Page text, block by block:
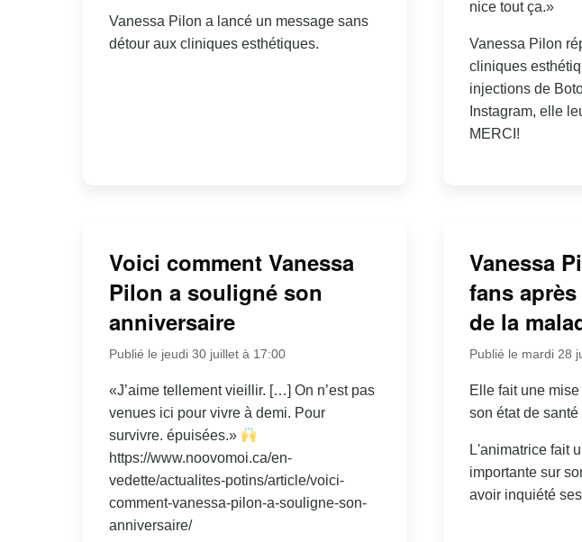
Vanessa Pilon a lancé un message sans
détour aux cliniques esthétiques.
nice tout ça.»
Vanessa Pilon
cliniques
injections de
Instagram, elle
MERCI!
Voici comment Vanessa
Pilon a souligné son
anniversaire
Publié le jeudi 30 juillet à 17:00
«J’aime tellement vieillir. […] On n’est pas
venues ici pour vivre à demi. Pour
survivre. épuisées.»
https://www.noovomoi.ca/en-
vedette/actualites-potins/article/voici-
comment-vanessa-pilon-a-souligne-son-
anniversaire/
Vanessa
fans
de la
Publié le mardi 28
Elle fait une
son état de santé
L'animatrice fait
importante sur
avoir inquiété